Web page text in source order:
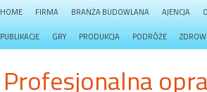
HOME FIRMA BRANŻA BUDOWLANA AJENCJA
PUBLIKACJE GRY PRODUKCJA PODRÓŻE
Profesjonalna